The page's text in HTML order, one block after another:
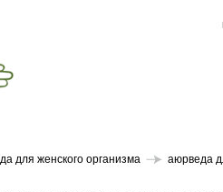
для женского организма аюрведа